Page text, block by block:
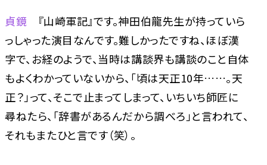
貞鏡 『山崎軍記』です。神田伯龍先生が持っていら
っしゃった演目なんです。難しかったですね、ほぼ漢
字で、お経のようで、当時は講談界も講談のこと自体
もよくわかっていないから、「頃は天正10年……。天
正？」って、そこで止まってしまって、いちいち師匠に
尋ねたら、「辞書があるんだから調べろ」と言われて、
それもまたひと言です（笑）。